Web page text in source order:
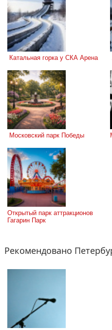
Катальная горка у СКА Арена
Московский парк Победы
Открытый парк аттракционов
Гагарин Парк
Рекомендовано